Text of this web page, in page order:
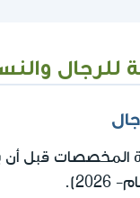
المخصصات قبل